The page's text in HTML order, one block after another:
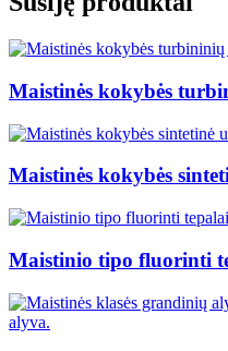
Maistinės kokybės
Maistinės kokybės
Maistinio tipo fluorinti